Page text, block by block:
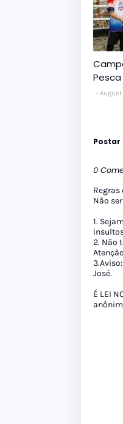
August
Postar
0
Regras
Não
1.
2. Não
José.
É LEI